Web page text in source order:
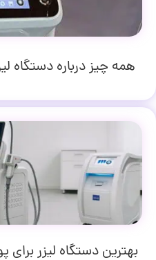
همه چیز درباره دستگاه
بهترین دستگاه لیزر